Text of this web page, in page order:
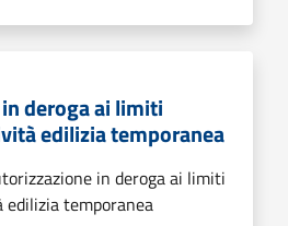
deroga ai limiti
edilizia temporanea
in deroga ai limiti
temporanea